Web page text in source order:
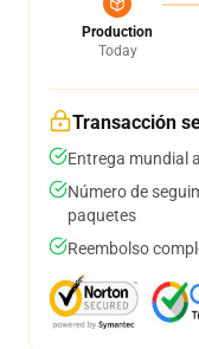
Production
Today
Transacción
Entrega mundial
Número de
paquetes
Reembolso